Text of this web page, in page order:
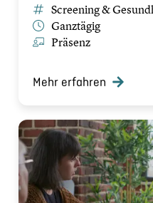
Screening &
Ganztägig
Präsenz
Mehr erfahren